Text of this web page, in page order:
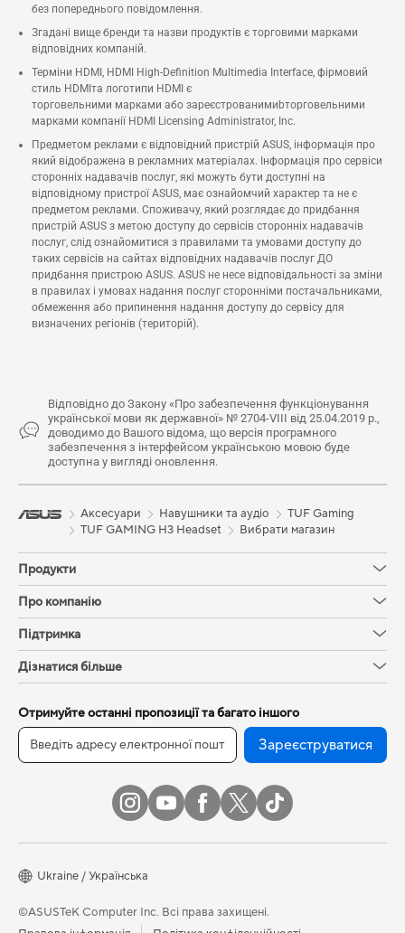
без попереднього повідомлення.
Згадані вище бренди та назви продуктів є торговими марками
відповідних компаній.
Терміни HDMI, HDMI High-Definition Multimedia Interface, фірмовий
стиль HDMIта логотипи HDMI є
торговельними марками або зареєстрованимиbторговельними
марками компанії HDMI Licensing Administrator, Inc.
Предметом реклами є відповідний пристрій ASUS, інформація про
який відображена в рекламних матеріалах. Інформація про сервіси
сторонніх надавачів послуг, які можуть бути доступні на
відповідному пристрої ASUS, має ознайомчий характер та не є
предметом реклами. Споживачу, який розглядає до придбання
пристрій ASUS з метою доступу до сервісів сторонніх надавачів
послуг, слід ознайомитися з правилами та умовами доступу до
таких сервісів на сайтах відповідних надавачів послуг ДО
придбання пристрою ASUS. ASUS не несе відповідальності за зміни
в правилах і умовах надання послуг сторонніми постачальниками,
обмеження або припинення надання доступу до сервісу для
визначених регіонів (територій).
Відповідно до Закону «Про забезпечення функціонування
української мови як державної» № 2704-VIII від 25.04.2019 р.,
доводимо до Вашого відома, що версія програмного
забезпечення з інтерфейсом українською мовою буде
доступна у вигляді оновлення.
Аксесуари Навушники та аудіо
TUF Gaming
TUF GAMING H3 Headset
Вибрати магазин
Продукти
Про компанію
Підтримка
Дізнатися більше
Отримуйте останні пропозиції та багато іншого
Зареєструватися
Ukraine / Українська
©ASUSTeK Computer Inc. Всі права захищені.